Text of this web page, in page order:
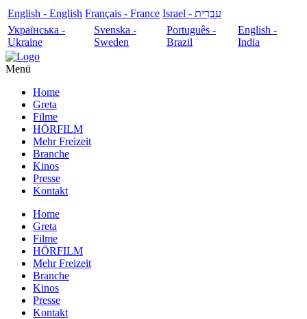
English - English Français - France
עִבְרִית - Israel
Українська -
Ukraine
Svenska -
Sweden
Português -
Brazil
English -
India
Menü
Home
Greta
Filme
HÖRFILM
Mehr Freizeit
Branche
Kinos
Presse
Kontakt
Home
Greta
Filme
HÖRFILM
Mehr Freizeit
Branche
Kinos
Presse
Kontakt